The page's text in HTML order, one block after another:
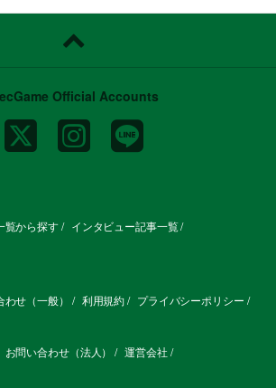
Official Accounts
覧から探す
インタビュー記事一覧
せ（一般） 利用規約 プライバシーポリシー
お問い合わせ（法人） 運営会社